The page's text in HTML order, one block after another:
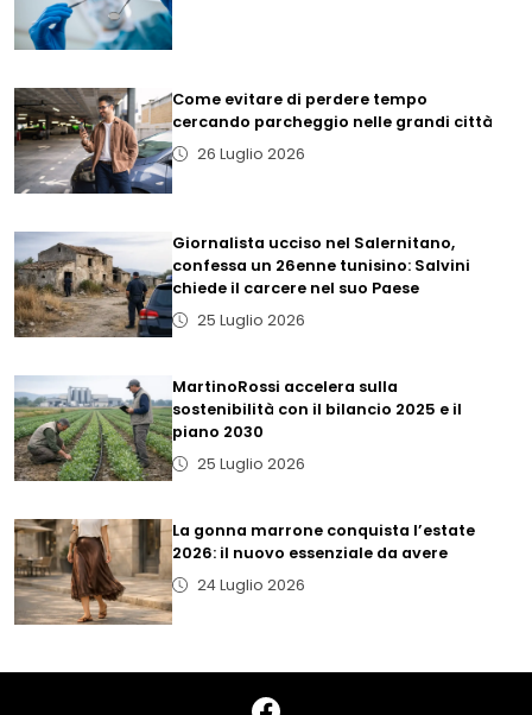
Come evitare di perdere tempo
cercando parcheggio nelle grandi città
26 Luglio 2026
Giornalista ucciso nel Salernitano,
confessa un 26enne tunisino: Salvini
chiede il carcere nel suo Paese
25 Luglio 2026
MartinoRossi accelera sulla
sostenibilità con il bilancio 2025 e il
piano 2030
25 Luglio 2026
La gonna marrone conquista l’estate
2026: il nuovo essenziale da avere
24 Luglio 2026